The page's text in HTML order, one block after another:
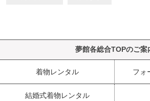
夢館各総合TOPのご案
着物レンタル フォ
結婚式着物レンタル